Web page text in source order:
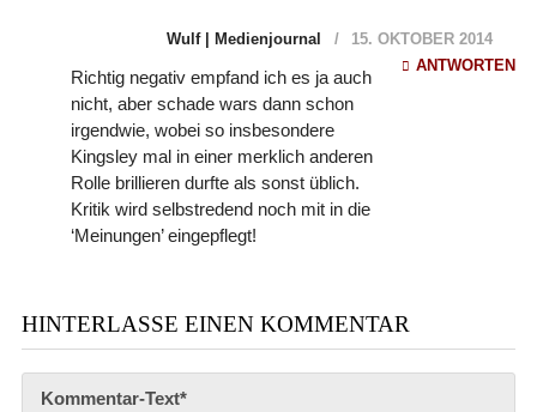
Wulf | Medienjournal
15. OKTOBER 2014
ANTWORTEN
Richtig negativ empfand ich es ja auch
nicht, aber schade wars dann schon
irgendwie, wobei so insbesondere
Kingsley mal in einer merklich anderen
Rolle brillieren durfte als sonst üblich.
Kritik wird selbstredend noch mit in die
‘Meinungen’ eingepflegt!
HINTERLASSE EINEN KOMMENTAR